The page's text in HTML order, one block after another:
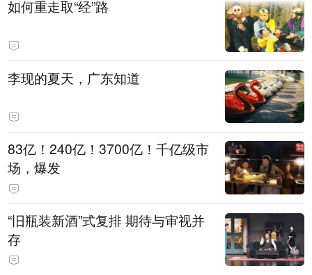
如何重走取“经”路
李现的夏天，广东知道
83亿！240亿！3700亿！千亿级市
场，爆发
“旧瓶装新酒”式复排 期待与审视并
存